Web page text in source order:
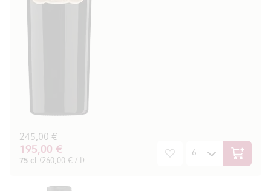
195,00 €
245,00 €
75 cl (260,00 € / l) In den